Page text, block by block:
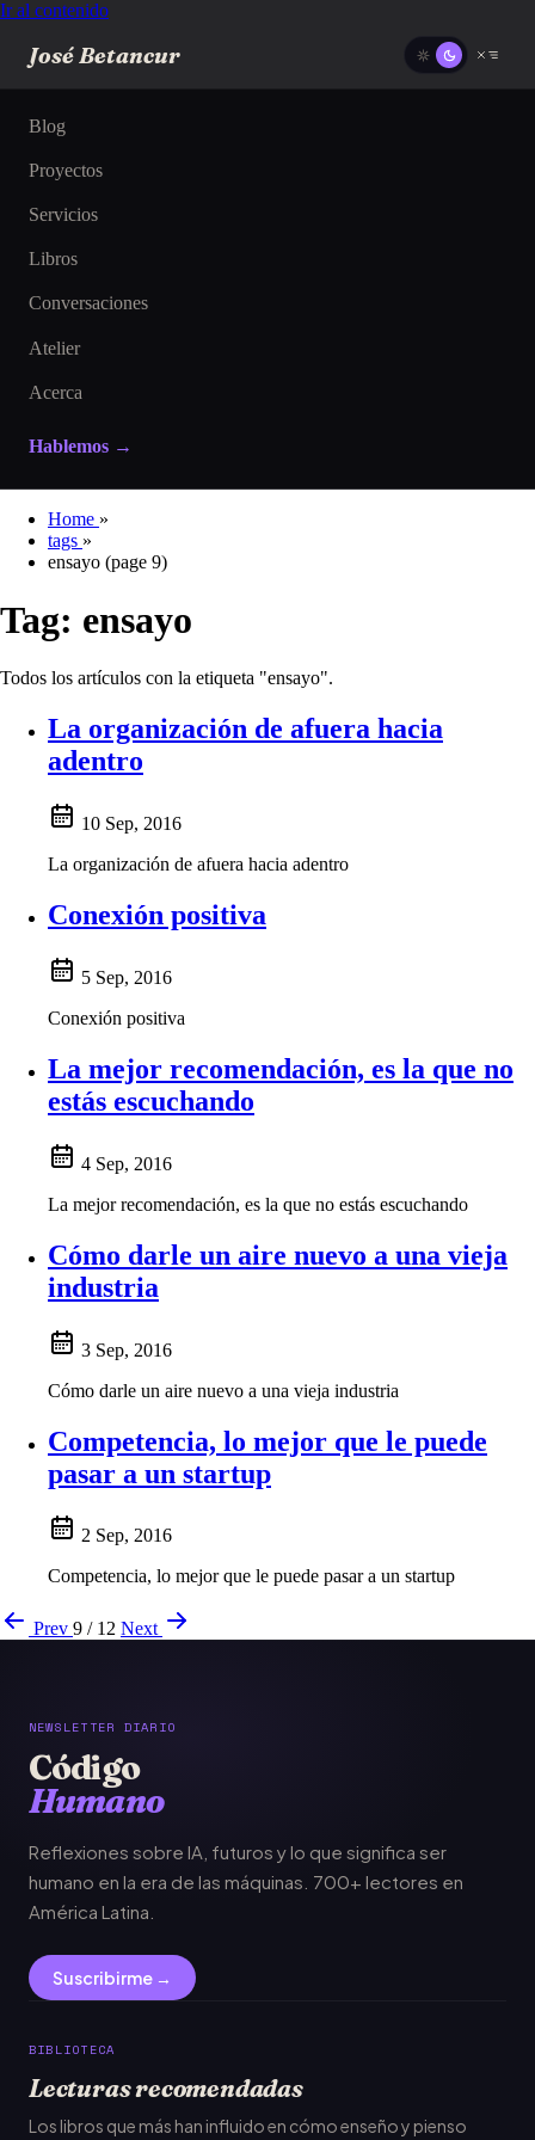
Ir al contenido
José Betancur
Blog
Proyectos
Servicios
Libros
Conversaciones
Atelier
Acerca
Hablemos →
Home »
tags »
ensayo (page 9)
Tag: ensayo
Todos los artículos con la etiqueta "ensayo".
La organización de afuera hacia
adentro
10 Sep, 2016
La organización de afuera hacia adentro
Conexión positiva
5 Sep, 2016
Conexión positiva
La mejor recomendación, es la que no
estás escuchando
4 Sep, 2016
La mejor recomendación, es la que no estás escuchando
Cómo darle un aire nuevo a una vieja
industria
3 Sep, 2016
Cómo darle un aire nuevo a una vieja industria
Competencia, lo mejor que le puede
pasar a un startup
2 Sep, 2016
Competencia, lo mejor que le puede pasar a un startup
Prev 9 / 12 Next
NEWSLETTER DIARIO
Código
Humano
Reflexiones sobre IA, futuros y lo que significa ser
humano en la era de las máquinas. 700+ lectores en
América Latina.
Suscribirme →
BIBLIOTECA
Lecturas recomendadas
Los libros que más han influido en cómo enseño y pienso